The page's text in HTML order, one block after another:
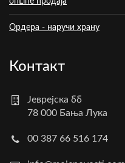
Ордера - наручи храну
Контакт
Јеврејска бб
78 000 Бања Лука
00 387 66 516 174